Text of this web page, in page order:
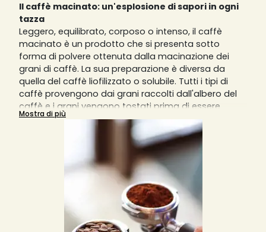
Il caffè macinato: un'esplosione di sapori in ogni
tazza
Leggero, equilibrato, corposo o intenso, il caffè
macinato è un prodotto che si presenta sotto
forma di polvere ottenuta dalla macinazione dei
grani di caffè. La sua preparazione è diversa da
quella del caffè liofilizzato o solubile. Tutti i tipi di
caffè provengono dai grani raccolti dall'albero del
caffè e i grani vengono tostati prima di essere
macinati in particelle sottili per estrarre il massimo
dell'aroma. È possibile trovare diversi tipi di caffè
macinato, come biologico o aromatizzato, e ogni
tipologia di tazza o caffè che si rispetti richiede una
diversa macinatura del caffè.
Una macinatura grossa darà un risultato in tazza
diluito, mentre una macinatura fine darà un risultato
sovraccarico di aromi. La macchina da caffè
manuale richiede una macinatura molto fine,
Mostra di più